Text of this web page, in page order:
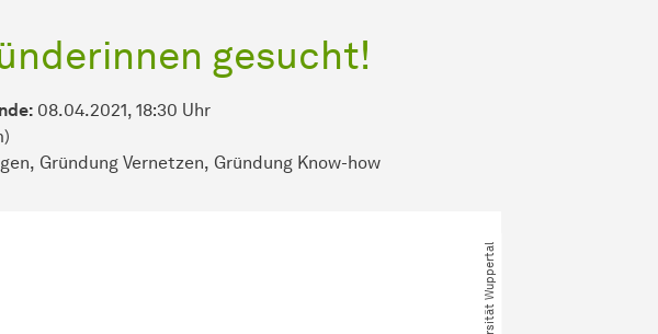
gesucht!
08.04.2021, 18:30 Uhr
Gründung Vernetzen Gründung Know-how